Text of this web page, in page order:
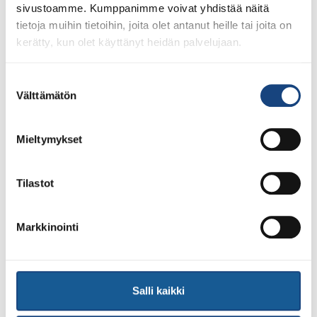
sivustoamme. Kumppanimme voivat yhdistää näitä
tietoja muihin tietoihin, joita olet antanut heille tai joita on
kerätty, kun olet käyttänyt heidän palvelujaan.
valinta
Välttämätön
Mieltymykset
Tilastot
Markkinointi
Salli kaikki
Tuomariraportti Swedish A-Judo/VI
Lindesberg, Ruotsi